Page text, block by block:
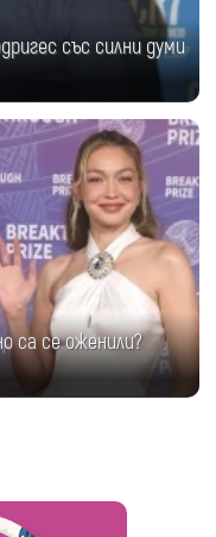
със силни думи
са се оженили?